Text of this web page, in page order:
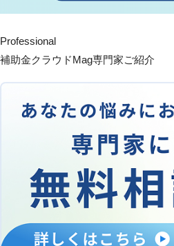
Professional
補助金クラウドMag専門家ご紹介